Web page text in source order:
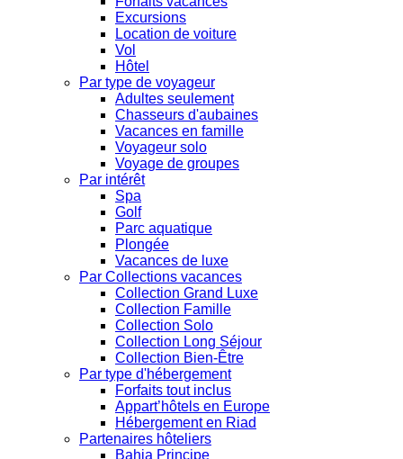
Excursions
Location de voiture
Vol
Hôtel
Par type de voyageur
Adultes seulement
Chasseurs d'aubaines
Vacances en famille
Voyageur solo
Voyage de groupes
Par intérêt
Spa
Golf
Parc aquatique
Plongée
Vacances de luxe
Par Collections vacances
Collection Grand Luxe
Collection Famille
Collection Solo
Collection Long Séjour
Collection Bien-Être
Par type d'hébergement
Forfaits tout inclus
Appart’hôtels en Europe
Hébergement en Riad
Partenaires hôteliers
Bahia Principe